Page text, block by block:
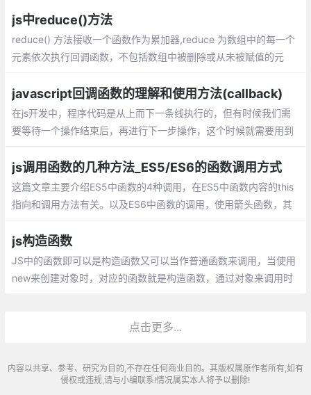
js中reduce()方法
reduce() 方法接收一个函数作为累加器,reduce 为数组中的每一个
元素依次执行回调函数，不包括数组中被删除或从未被赋值的元
值，当前索引，原数组。
javascript回调函数的理解和使用方法(callback)
在js开发中，程序代码是从上而下一条线执行的，但有时候我们需
要等待一个操作结束后，再进行下一步操作，这个时候就需要用到
()构造函数创建的Function对象。
js调用函数的几种方法_ES5/ES6的函数调用方式
这篇文章主要介绍ES5中函数的4种调用，在ES5中函数内容的this
指向和调用方法有关。以及ES6中函数的调用，使用箭头函数，其
js构造函数
JS中的函数即可以是构造函数又可以当作普通函数来调用，当使用
new来创建对象时，对应的函数就是构造函数，通过对象来调用时
点击更多...
内容以共享、参考、研究为目的,不存在任何商业目的。其版权属原作者所有,如有
侵权或违规,请与小编联系!情况属实本人将予以删除!